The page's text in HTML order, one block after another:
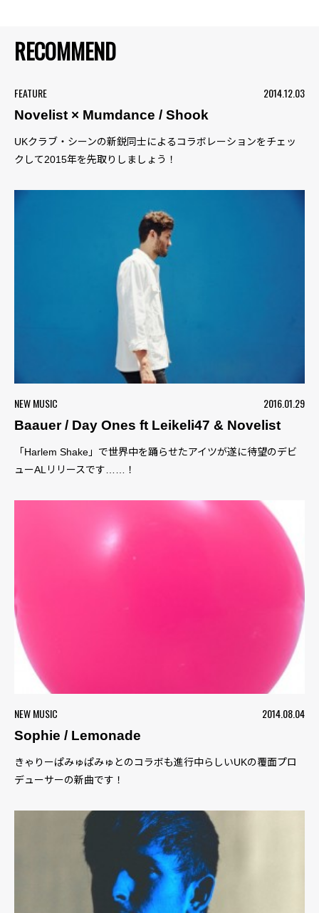
RECOMMEND
FEATURE
2014.12.03
Novelist × Mumdance / Shook
UKクラブ・シーンの新鋭同士によるコラボレーションをチェッ
クして2015年を先取りしましょう！
NEW MUSIC
2016.01.29
Baauer / Day Ones ft Leikeli47 & Novelist
「Harlem Shake」で世界中を踊らせたアイツが遂に待望のデビ
ューALリリースです……！
NEW MUSIC
2014.08.04
Sophie / Lemonade
きゃりーぱみゅぱみゅとのコラボも進行中らしいUKの覆面プロ
デューサーの新曲です！